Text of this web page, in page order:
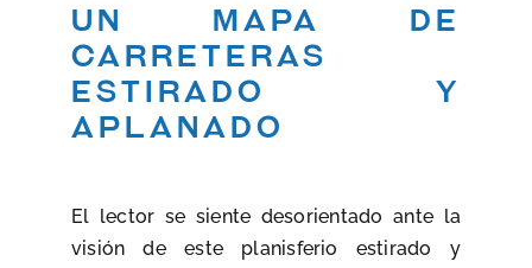
Un mapa de
carreteras
estirado y
aplanado
El lector se siente desorientado ante la
visión de este planisferio estirado y